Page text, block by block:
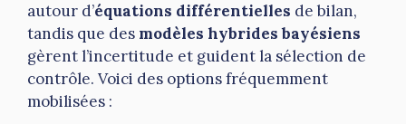
autour d’équations différentielles de bilan,
tandis que des modèles hybrides bayésiens
gèrent l’incertitude et guident la sélection de
contrôle. Voici des options fréquemment
mobilisées :